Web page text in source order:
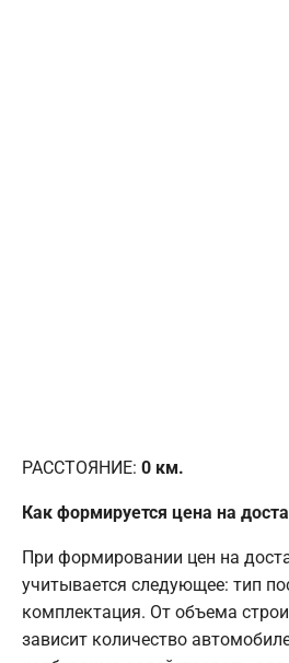
РАССТОЯНИЕ: 0 км.
Как формируется цена на
При формировании цен на
учитывается следующее: тип
комплектация. От объема
зависит количество